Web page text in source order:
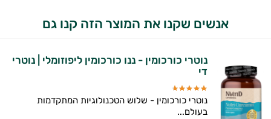
אנשים שקנו את המוצר הזה קנו גם
נוטרי כורכומין - ננו כורכומין ליפוזומלי | נוטרי
די
נוטרי כורכומין - שלוש הטכנולוגיות המתקדמות
בעולם...
התשובות שלי מבוססות על מאגרי מידע קליניים
וספרות מקצועית בתחומי הרפואה הטבעית
ותזונת הספורט.